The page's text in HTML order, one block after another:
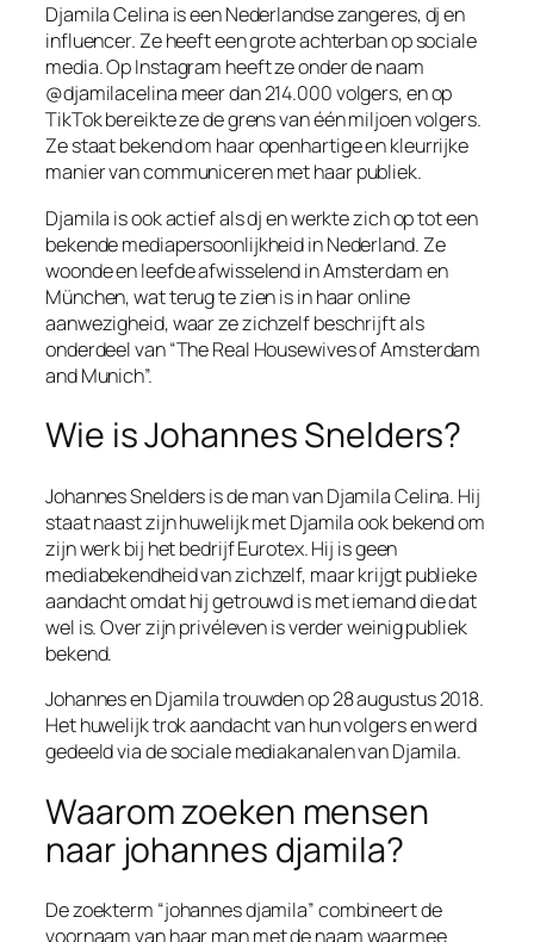
Djamila Celina is een Nederlandse zangeres, dj en
influencer. Ze heeft een grote achterban op sociale
media. Op Instagram heeft ze onder de naam
@djamilacelina meer dan 214.000 volgers, en op
TikTok bereikte ze de grens van één miljoen volgers.
Ze staat bekend om haar openhartige en kleurrijke
manier van communiceren met haar publiek.
Djamila is ook actief als dj en werkte zich op tot een
bekende mediapersoonlijkheid in Nederland. Ze
woonde en leefde afwisselend in Amsterdam en
München, wat terug te zien is in haar online
aanwezigheid, waar ze zichzelf beschrijft als
onderdeel van “The Real Housewives of Amsterdam
and Munich”.
Wie is Johannes Snelders?
Johannes Snelders is de man van Djamila Celina. Hij
staat naast zijn huwelijk met Djamila ook bekend om
zijn werk bij het bedrijf Eurotex. Hij is geen
mediabekendheid van zichzelf, maar krijgt publieke
aandacht omdat hij getrouwd is met iemand die dat
wel is. Over zijn privéleven is verder weinig publiek
bekend.
Johannes en Djamila trouwden op 28 augustus 2018.
Het huwelijk trok aandacht van hun volgers en werd
gedeeld via de sociale mediakanalen van Djamila.
Waarom zoeken mensen
naar johannes djamila?
De zoekterm “johannes djamila” combineert de
voornaam van haar man met de naam waarmee